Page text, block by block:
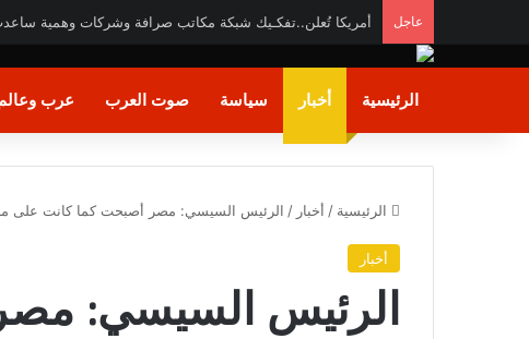
عاجل وزير الشباب والرياضة يشيد بالأداء البطولي لمنتخب ناشئات
الرئيسية أخبار سياسة صوت العرب عرب
الرئيسية / أخبار / الرئيس السيسي: مصر أصبحت كما كانت على مر
أخبار
الرئيس السيسي: